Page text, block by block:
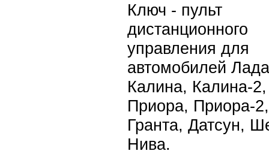
Ключ - пульт
дистанционного
управления для
автомобилей
Калина, Калина-2,
Приора, Приора-2,
Гранта, Датсун,
Нива.